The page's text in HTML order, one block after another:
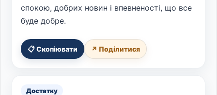
спокою, добрих новин і впевненості, що все
буде добре.
📋 Скопіювати ↗ Поділитися
Достатку